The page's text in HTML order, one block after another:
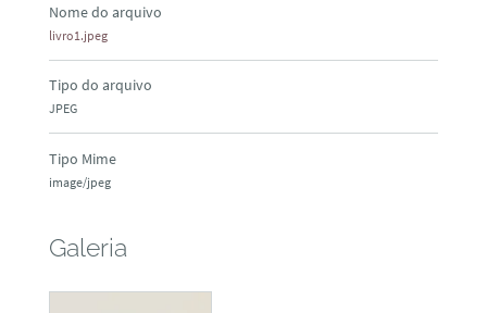
Nome do arquivo
livro1.jpeg
Tipo do arquivo
JPEG
Tipo Mime
image/jpeg
Galeria